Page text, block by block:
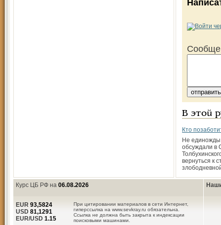
В этой
Кто
Не единожды
обсуждали в
вернуться к
Курс ЦБ РФ на 06.08.2026
При цитировании материалов в сети Интернет,
гиперссылка на www.sevkray.ru обязательна.
Ссылка не должна быть закрыта к индексации
поисковыми машинами.
EUR 93,5824
USD 81,1291
EUR/USD 1.15